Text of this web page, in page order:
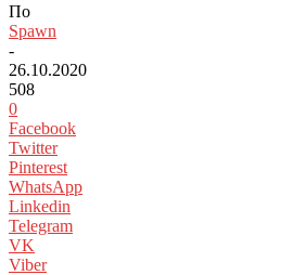
По
Spawn
-
26.10.2020
508
0
Facebook
Twitter
Pinterest
WhatsApp
Linkedin
Telegram
VK
Viber